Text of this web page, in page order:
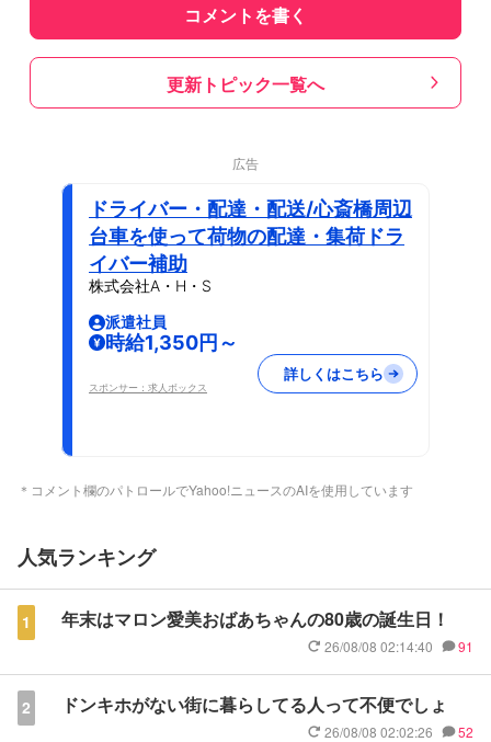
コメントを書く
更新トピック一覧へ
広告
ドライバー・配達・配送/心斎橋周辺
台車を使って荷物の配達・集荷ドラ
イバー補助
株式会社A・H・S
派遣社員
時給1,350円～
スポンサー：求人ボックス
詳しくはこちら
＊コメント欄のパトロールでYahoo!ニュースのAIを使用しています
人気ランキング
1 年末はマロン愛美おばあちゃんの80歳の誕生日！
26/08/08 02:14:40 91
2 ドンキホがない街に暮らしてる人って不便でしょ
26/08/08 02:02:26 52